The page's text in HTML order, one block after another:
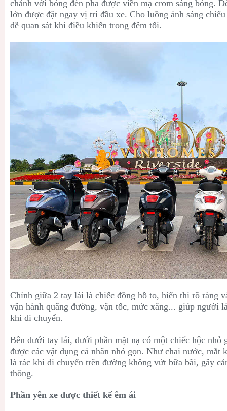
chảnh với bóng đèn pha được viền mạ crom sáng bóng.
lớn được đặt ngay vị trí đầu xe. Cho luồng ánh sáng
dễ quan sát khi điều khiển trong đêm tối.
Chính giữa 2 tay lái là chiếc đồng hồ to, hiển thi rõ ràng
vận hành quãng đường, vận tốc, mức xăng... giúp người
khi di chuyển.
Bên dưới tay lái, dưới phần mặt nạ có một chiếc hộc nhỏ
được các vật dụng cá nhân nhỏ gọn. Như chai nước, mắt
là rác khi di chuyển trên đường không vứt bữa bãi, gây
thông.
Phần yên xe được thiết kế êm ái